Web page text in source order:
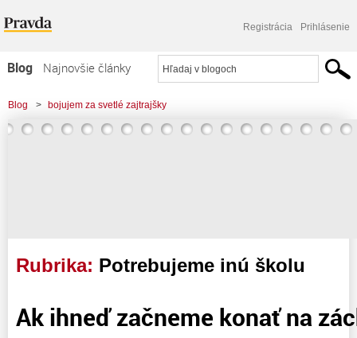
Registrácia Prihlásenie
Blog
Najnovšie články
Najčítanejšie články
Najkomentovanejšie články
Blog > bojujem za svetlé zajtrajšky
Rubrika: Potrebujeme inú školu
Ak ihneď začneme konať na